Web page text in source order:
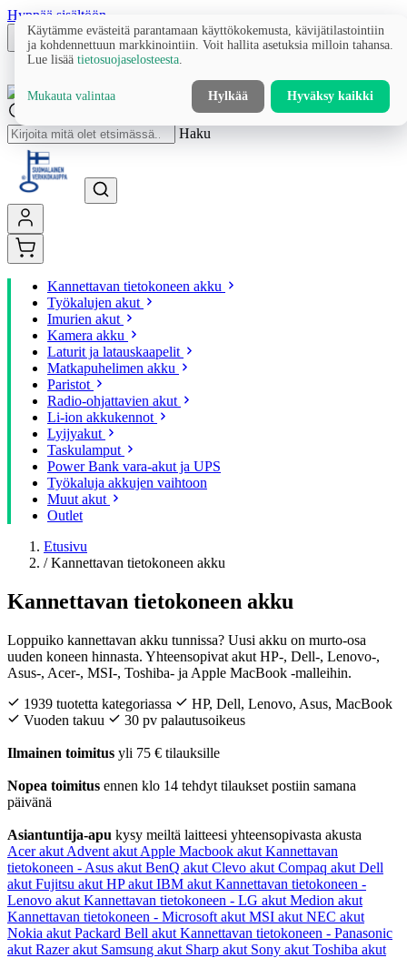
Hyppää sisältöön
Haku
Kannettavan tietokoneen akku
Työkalujen akut
Imurien akut
Kamera akku
Laturit ja latauskaapelit
Matkapuhelimen akku
Paristot
Radio-ohjattavien akut
Li-ion akkukennot
Lyijyakut
Taskulamput
Power Bank vara-akut ja UPS
Työkaluja akkujen vaihtoon
Muut akut
Outlet
Etusivu
/ Kannettavan tietokoneen akku
Kannettavan tietokoneen akku
Loppuiko kannettavan akku tunnissa? Uusi akku on murto-osa
uuden koneen hinnasta. Yhteensopivat akut HP-, Dell-, Lenovo-,
Asus-, Acer-, MSI-, Toshiba- ja Apple MacBook -malleihin.
1939 tuotetta kategoriassa
HP, Dell, Lenovo, Asus, MacBook
Vuoden takuu
30 pv palautusoikeus
Ilmainen toimitus yli 75 € tilauksille
Nopea toimitus ennen klo 14 tehdyt tilaukset postiin samana
päivänä
Asiantuntija-apu kysy meiltä laitteesi yhteensopivasta akusta
Acer akut Advent akut Apple Macbook akut Kannettavan
tietokoneen - Asus akut BenQ akut Clevo akut Compaq akut Dell
akut Fujitsu akut HP akut IBM akut Kannettavan tietokoneen -
Lenovo akut Kannettavan tietokoneen - LG akut Medion akut
Kannettavan tietokoneen - Microsoft akut MSI akut NEC akut
Nokia akut Packard Bell akut Kannettavan tietokoneen - Panasonic
akut Razer akut Samsung akut Sharp akut Sony akut Toshiba akut
Käytämme evästeitä parantamaan käyttökokemusta, kävijätilastointiin
ja kohdennettuun markkinointiin. Voit hallita asetuksia milloin tahansa.
Lue lisää tietosuojaselosteesta
Mukauta valintaa Hylkää Hyväksy kaikki